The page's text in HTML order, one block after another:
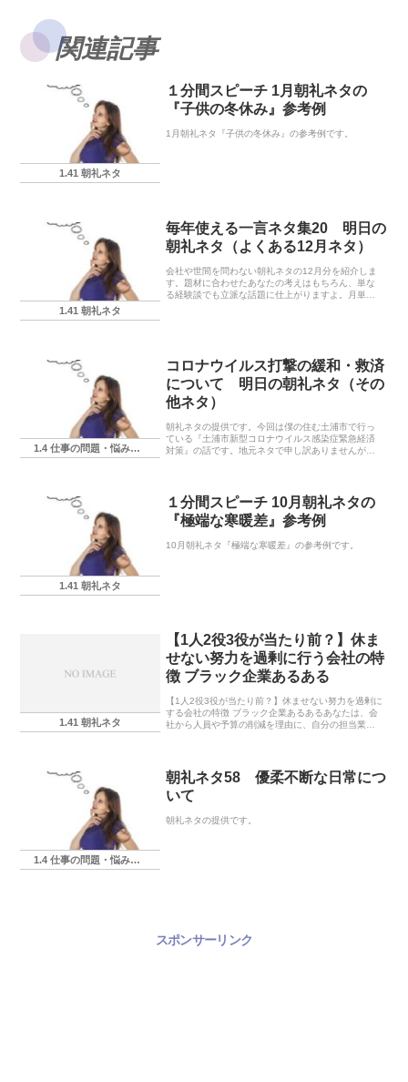
関連記事
1.41 朝礼ネタ
１分間スピーチ 1月朝礼ネタの
『子供の冬休み』参考例
1月朝礼ネタ『子供の冬休み』の参考例です。
1.41 朝礼ネタ
毎年使える一言ネタ集20 明日の
朝礼ネタ（よくある12月ネタ）
会社や世間を問わない朝礼ネタの12月分を紹介しま
す。題材に合わせたあなたの考えはもちろん、単な
る経験談でも立派な話題に仕上がりますよ。月単位
1.4 仕事の問題・悩み・相談
コロナウイルス打撃の緩和・救済
について 明日の朝礼ネタ（その
他ネタ）
朝礼ネタの提供です。今回は僕の住む土浦市で行っ
ている『土浦市新型コロナウイルス感染症緊急経済
対策』の話です。地元ネタで申し訳ありませんが、
1.41 朝礼ネタ
１分間スピーチ 10月朝礼ネタの
『極端な寒暖差』参考例
10月朝礼ネタ『極端な寒暖差』の参考例です。
1.41 朝礼ネタ
【1人2役3役が当たり前？】休ま
せない努力を過剰に行う会社の特
徴 ブラック企業あるある
【1人2役3役が当たり前？】休ませない努力を過剰に
する会社の特徴 ブラック企業あるあるあなたは、会
社から人員や予算の削減を理由に、自分の担当業務
1.4 仕事の問題・悩み・相談
朝礼ネタ58 優柔不断な日常につ
いて
朝礼ネタの提供です。
スポンサーリンク